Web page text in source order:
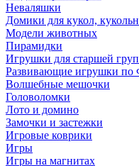
Неваляшки
Домики для кукол,
Модели животных
Пирамидки
Игрушки для старшей
Развивающие игрушки
Волшебные мешочки
Головоломки
Лото и домино
Замочки и застежки
Игровые коврики
Игры
Игры на магнитах